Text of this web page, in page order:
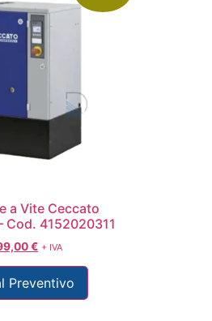
a Vite Ceccato
Cod. 4152020311
€ + IVA
Preventivo